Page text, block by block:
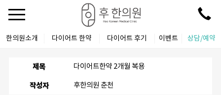
한의원소개 다이어트 한약 다이어트 후기 이벤트 상담/예약
제목 다이어트한약 2개월 복용
작성자 후한의원 춘천